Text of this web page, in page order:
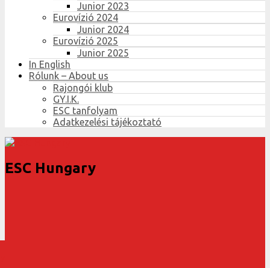
Junior 2023
Eurovízió 2024
Junior 2024
Eurovízió 2025
Junior 2025
In English
Rólunk – About us
Rajongói klub
GY.I.K.
ESC tanfolyam
Adatkezelési tájékoztató
ESC Hungary